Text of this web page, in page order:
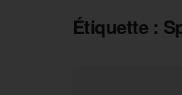
Étiquette :